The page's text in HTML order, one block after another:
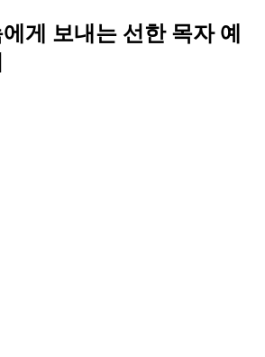
게 보내는 선한 목자 예